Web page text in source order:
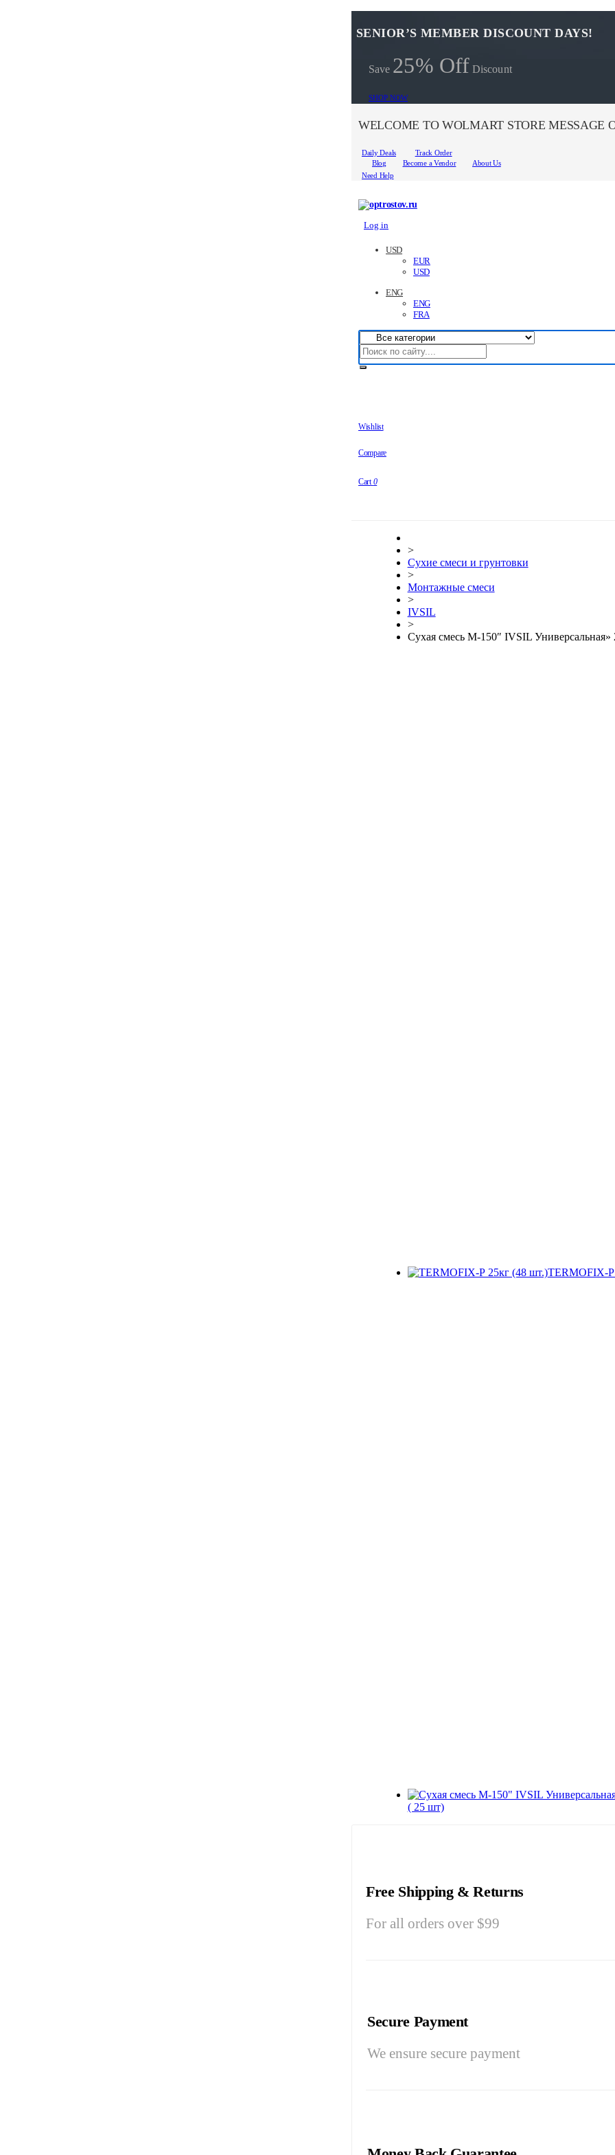
SENIOR’S MEMBER DISCOUNT DAYS!
Save 25% Off Discount
SHOP NOW
WELCOME TO WOLMART STORE MESSAGE
Daily Deals
Track Order
Blog
Become a Vendor
About Us
Need Help
Log in
USD
EUR
USD
ENG
ENG
FRA
Wishlist
Compare
Cart 0
>
Сухие смеси и грунтовки
>
Монтажные смеси
>
IVSIL
>
Сухая смесь М-150″ IVSIL Универсальная»
TERMOFIX-Р
( 25 шт)
Free Shipping & Returns
For all orders over $99
Secure Payment
We ensure secure payment